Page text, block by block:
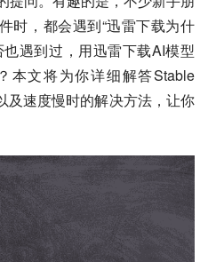
时，都会遇到“迅雷下载为什
遇到过，用迅雷下载AI模型
本文将为你详细解答Stable
及速度慢时的解决方法，让你